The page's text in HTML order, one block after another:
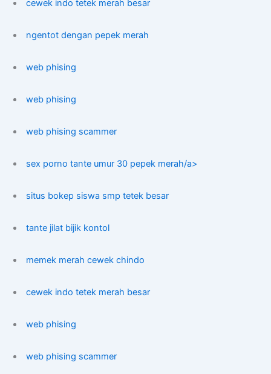
cewek indo tetek merah besar
ngentot dengan pepek merah
web phising
web phising
web phising scammer
sex porno tante umur 30 pepek merah/a>
situs bokep siswa smp tetek besar
tante jilat bijik kontol
memek merah cewek chindo
cewek indo tetek merah besar
web phising
web phising scammer